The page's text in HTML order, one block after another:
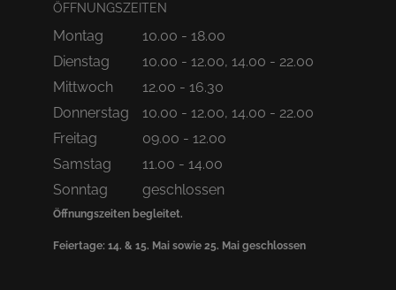
ÖFFNUNGSZEITEN
Montag
10.00 - 18.00
Dienstag
10.00 - 12.00, 14.00 - 22.00
Mittwoch
12.00 - 16.30
Donnerstag
10.00 - 12.00, 14.00 - 22.00
Freitag
09.00 - 12.00
Samstag
11.00 - 14.00
Sonntag
geschlossen
Öffnungszeiten begleitet.
Feiertage: 14. & 15. Mai sowie 25. Mai geschlossen